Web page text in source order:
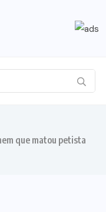
que matou petista